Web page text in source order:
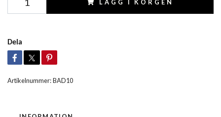
LÄGG I KORGEN
Dela
Artikelnummer:BAD10